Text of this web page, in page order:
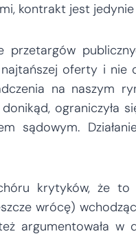
kontrakt jest
przetargów
oferty i nie
na naszym
ograniczyła
sądowym.
krytyków, że
wrócę)
argumentowała w